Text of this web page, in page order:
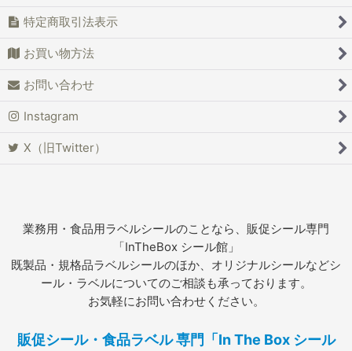
特定商取引法表示
お買い物方法
お問い合わせ
Instagram
X（旧Twitter）
業務用・食品用ラベルシールのことなら、販促シール専門
「InTheBox シール館」
既製品・規格品ラベルシールのほか、オリジナルシールなどシ
ール・ラベルについてのご相談も承っております。
お気軽にお問い合わせください。
販促シール・食品ラベル 専門「In The Box シール